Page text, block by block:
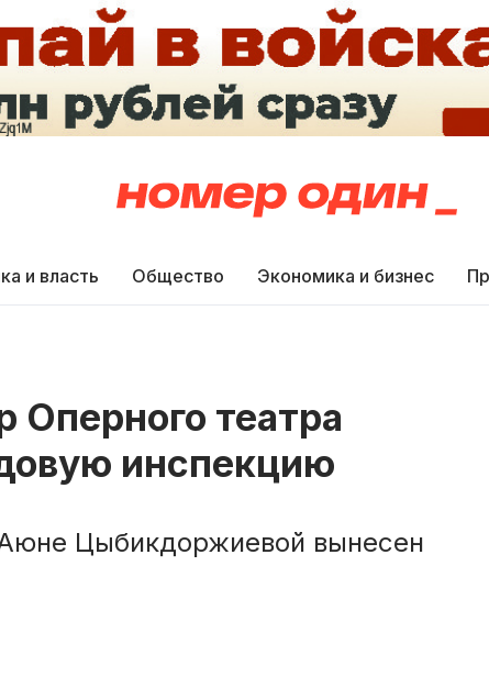
и власть Общество Экономика и бизнес
Оперного театра
инспекцию
Цыбикдоржиевой вынесен